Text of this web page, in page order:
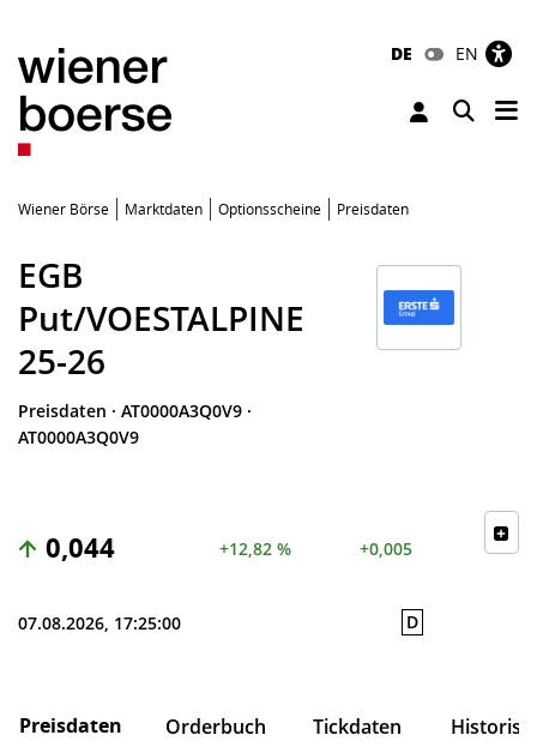
DE EN
Toggle
Wiener Börse Marktdaten Optionsscheine Preisdaten
EGB
Put/VOESTALPINE
25-26
Preisdaten · AT0000A3Q0V9 ·
AT0000A3Q0V9
0,044 +12,82 % +0,005
07.08.2026, 17:25:00 D
Preisdaten Orderbuch Tickdaten